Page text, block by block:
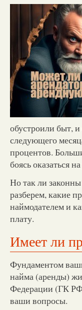
обустроили быт, и
следующего
процентов.
боясь оказаться
Но так ли
разберем, какие
наймодателем и
плату.
Имеет ли
Фундаментом
найма (аренды)
Федерации (ГК
ваши вопросы.